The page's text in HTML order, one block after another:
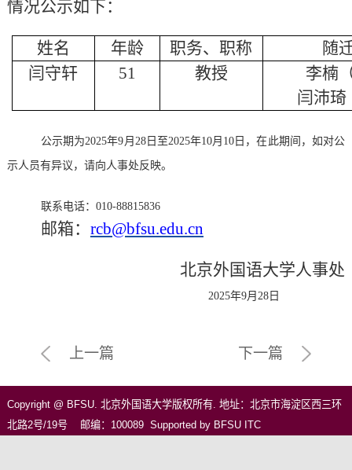
情况公示如下：
姓名 年龄 职务、职称
随
闫守轩
51 教授
李楠
闫沛琦
公示期为2025年9月28日至2025年10月10日，在此期间，如对公
示人员有异议，请向人事处反映。
联系电话： 010-88815836
邮箱： rcb@bfsu.edu.cn
北京外国语大学人事处
2025年9月28日
上一篇 下一篇
Copyright @ BFSU. 北京外国语大学版权所有. 地址：北京市海淀区西三环
北路2号/19号 邮编：100089 Supported by BFSU ITC